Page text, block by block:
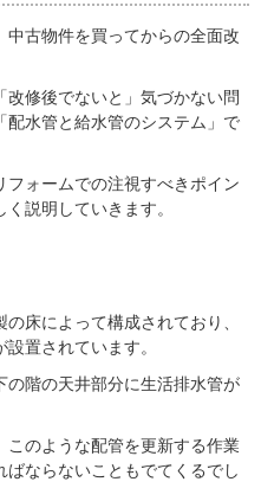
古物件を買ってからの全面改
改修後でないと」気づかない問
配水管と給水管のシステム」で
ォームでの注視すべきポイン
説明していきます。
床によって構成されており、
置されています。
の階の天井部分に生活排水管が
のような配管を更新する作業
ならないこともでてくるでし